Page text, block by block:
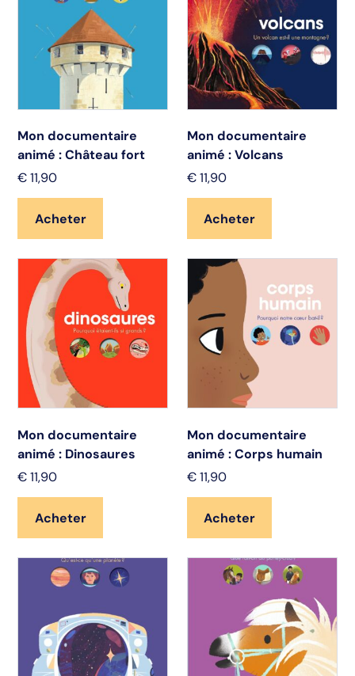
Mon documentaire
animé : Château fort
€ 11,90
Acheter
Mon documentaire
animé : Volcans
€ 11,90
Acheter
Mon documentaire
animé : Dinosaures
€ 11,90
Acheter
Mon documentaire
animé : Corps humain
€ 11,90
Acheter